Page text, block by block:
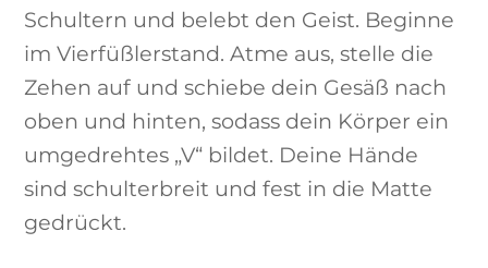
Schultern und belebt den Geist. Beginne
im Vierfüßlerstand. Atme aus, stelle die
Zehen auf und schiebe dein Gesäß nach
oben und hinten, sodass dein Körper ein
umgedrehtes „V“ bildet. Deine Hände
sind schulterbreit und fest in die Matte
gedrückt.